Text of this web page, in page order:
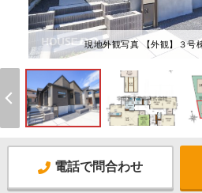
現地外観写真 【外観】３
電話で問合わせ